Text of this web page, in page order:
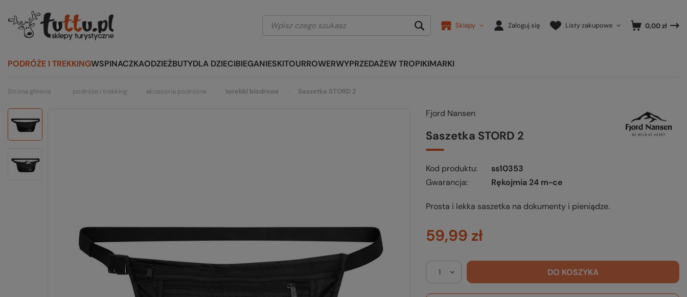
Sklepy Zaloguj się Listy zakupowe 0,00 zł
PODRÓŻE I TREKKINGWSPINACZKAODZIEŻBUTYDLA DZIECIBIEGANIESKITOURROWERWYPRZEDAŻEW TROPIKIMARKI
Strona główna podróże i trekking akcesoria podróżne torebki biodrowe Saszetka STORD 2
Fjord Nansen
Saszetka STORD 2
Kod produktu
ss10353
Gwarancja
Rękojmia 24 m-ce
Prosta i lekka saszetka na dokumenty i pieniądze.
59,99 zł
DO KOSZYKA